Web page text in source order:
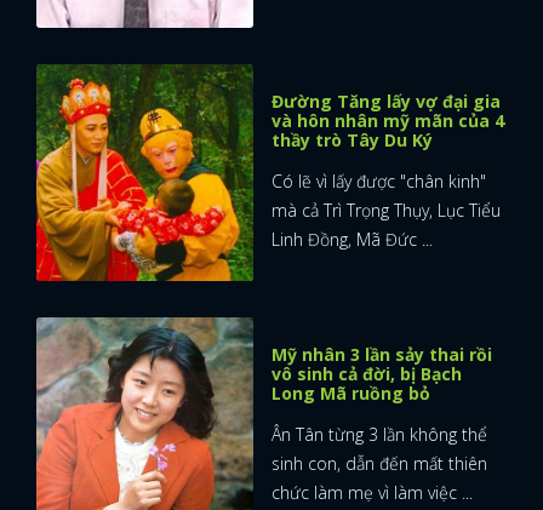
Đường Tăng lấy vợ đại gia
và hôn nhân mỹ mãn của 4
thầy trò Tây Du Ký
Có lẽ vì lấy được "chân kinh"
mà cả Trì Trọng Thụy, Lục Tiểu
Linh Đồng, Mã Đức ...
Mỹ nhân 3 lần sảy thai rồi
vô sinh cả đời, bị Bạch
Long Mã ruồng bỏ
Ân Tân từng 3 lần không thể
sinh con, dẫn đến mất thiên
chức làm mẹ vì làm việc ...